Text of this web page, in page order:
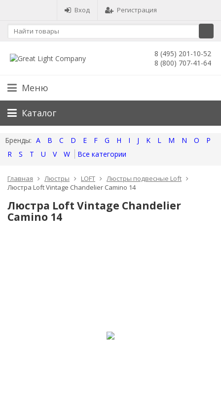
Вход Регистрация
8 (495) 201-10-52
8 (800) 707-41-64
Меню
Каталог
A B C D E F G H I J K L M N O
P
R
S T U V W Все категории
Главная Люстры LOFT
Люстры подвесные Loft
Люстра Loft Vintage Chandelier Camino 14
Люстра Loft Vintage Chandelier
Camino 14